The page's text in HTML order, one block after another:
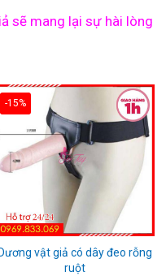
sẽ mang lại sự hài lòng
-15%
vật giả có dây đeo rỗng
ruột